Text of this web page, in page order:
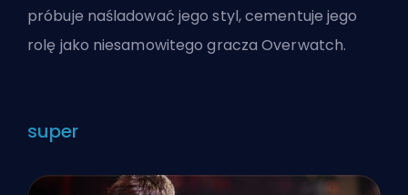
próbuje naśladować jego styl, cementuje jego
rolę jako niesamowitego gracza Overwatch.
super